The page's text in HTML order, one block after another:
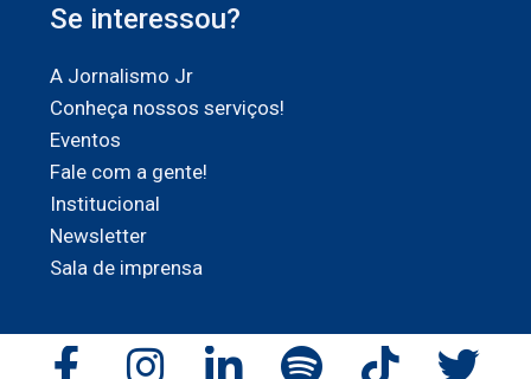
Se interessou?
A Jornalismo Jr
Conheça nossos serviços!
Eventos
Fale com a gente!
Institucional
Newsletter
Sala de imprensa